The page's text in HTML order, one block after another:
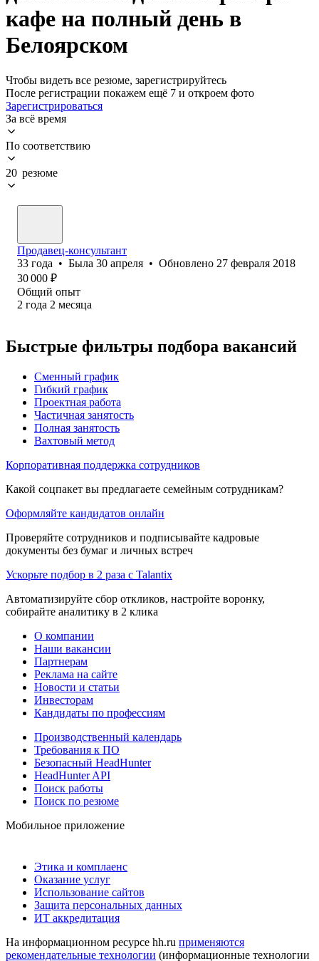
кафе на полный день в
Белоярском
Чтобы видеть все резюме, зарегистрируйтесь
После регистрации покажем ещё 7 и откроем фото
Зарегистрироваться
За всё время
По соответствию
20 резюме
Продавец-консультант
33 года • Была 30 апреля • Обновлено 27 февраля 2018
30 000 ₽
Общий опыт
2 года 2 месяца
Быстрые фильтры подбора вакансий
Сменный график
Гибкий график
Проектная работа
Частичная занятость
Полная занятость
Вахтовый метод
Корпоративная поддержка сотрудников
Какой соцпакет вы предлагаете семейным сотрудникам?
Оформляйте кандидатов онлайн
Проверяйте сотрудников и подписывайте кадровые
документы без бумаг и личных встреч
Ускорьте подбор в 2 раза с Talantix
Автоматизируйте сбор откликов, настройте воронку,
собирайте аналитику в 2 клика
О компании
Наши вакансии
Партнерам
Реклама на сайте
Новости и статьи
Инвесторам
Кандидаты по профессиям
Производственный календарь
Требования к ПО
Безопасный HeadHunter
HeadHunter API
Поиск работы
Поиск по резюме
Мобильное приложение
Этика и комплаенс
Оказание услуг
Использование сайтов
Защита персональных данных
ИТ аккредитация
На информационном ресурсе hh.ru применяются
рекомендательные технологии (информационные технологии